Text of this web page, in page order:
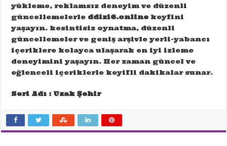
yükleme, reklamsız deneyim ve düzenli
güncellemelerle ddizi6.online keyfini
yaşayın. kesintisiz oynatma, düzenli
güncellemeler ve geniş arşivle yerli-yabancı
içeriklere kolayca ulaşarak en iyi izleme
deneyimini yaşayın. Her zaman güncel ve
eğlenceli içeriklerle keyifli dakikalar sunar.
Seri Adı : Uzak Şehir